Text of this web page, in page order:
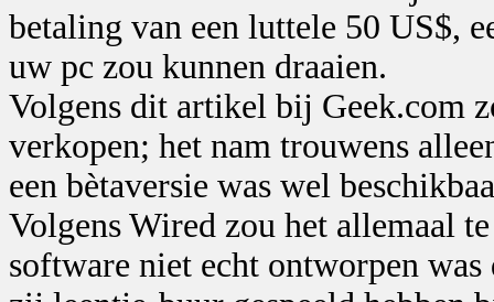
betaling van een luttele 50 US$,
uw pc zou kunnen draaien.
Volgens dit artikel bij Geek.com
verkopen; het nam trouwens
een bètaversie was wel
Volgens Wired zou het allemaal
software niet echt ontworpen